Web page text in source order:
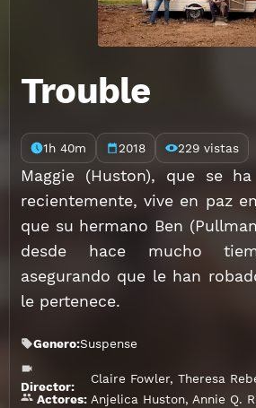
Trouble
1h 40m 2018 229 vistas
Maggie (Huston), que se
recientemente, vive en paz
que su hermano Ben
desde hace mucho
asegurando que le han
le pertenece.
Genero:Suspense
Director:
Claire Fowler, Theresa
Actores: Anjelica Huston, Annie Q.